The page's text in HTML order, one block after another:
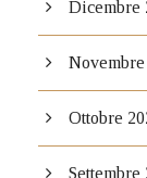
Dicembre
Novembre
Ottobre
Settembre